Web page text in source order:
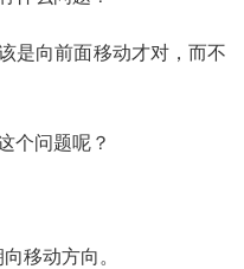
是向前面移动才对，而不
个问题呢？
移动方向。